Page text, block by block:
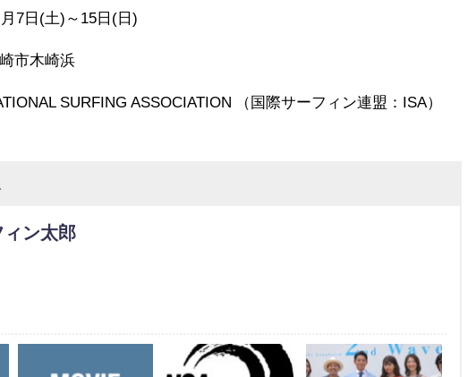
日(土)～15日(日)
木崎浜
SURFING ASSOCIATION （国際サーフィン連盟：ISA）
ィン太郎